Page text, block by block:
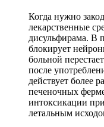
Когда нужно
лекарственные
дисульфирама. В
блокирует
больной
после
действует более
печеночных
интоксикации
летальным